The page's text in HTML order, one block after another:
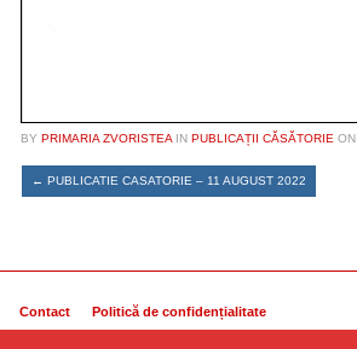
BY PRIMARIA ZVORISTEA IN PUBLICAȚII CĂSĂTORIE ON
← PUBLICATIE CASATORIE – 11 AUGUST 2022
Contact Politică de confidențialitate